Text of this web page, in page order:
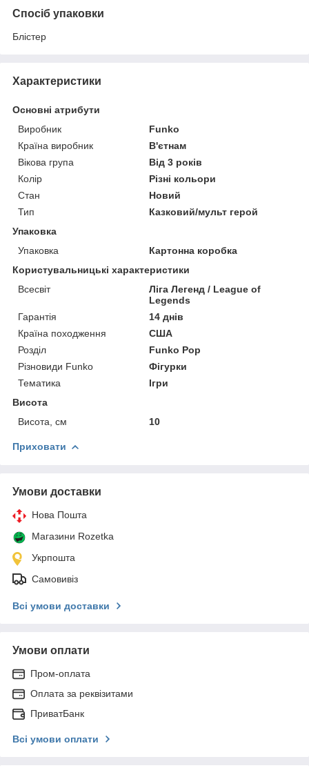
Спосіб упаковки
Блістер
Характеристики
Основні атрибути
Виробник
Funko
Країна виробник
В'єтнам
Вікова група
Від 3 років
Колір
Різні кольори
Стан
Новий
Тип
Казковий/мульт герой
Упаковка
Упаковка
Картонна коробка
Користувальницькі характеристики
Всесвіт
Ліга Легенд / League of
Legends
Гарантія
14 днів
Країна походження
США
Розділ
Funko Pop
Різновиди Funko
Фігурки
Тематика
Ігри
Висота
Висота, см
10
Приховати
Умови доставки
Нова Пошта
Магазини Rozetka
Укрпошта
Самовивіз
Всі умови доставки
Умови оплати
Пром-оплата
Оплата за реквізитами
ПриватБанк
Всі умови оплати